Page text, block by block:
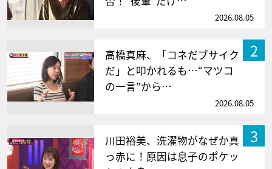
2026.08.05
2
高橋真麻、「コネだブサイク
だ」と叩かれるも…“マツコ
の一言”から…
2026.08.05
3
川田裕美、洗濯物がなぜか真
っ赤に！原因は息子のポケッ